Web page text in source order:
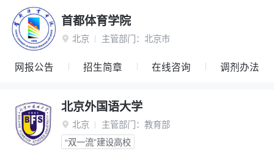
首都体育学院
 北京 主管部门： 北京市
网报公告 招生简章 在线咨询 调剂办法
北京外国语大学
 北京 主管部门： 教育部
“双一流”建设高校